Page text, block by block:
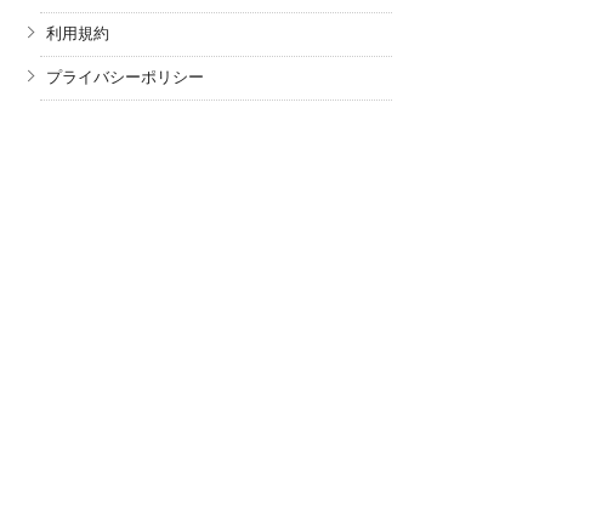
利用規約
プライバシーポリシー